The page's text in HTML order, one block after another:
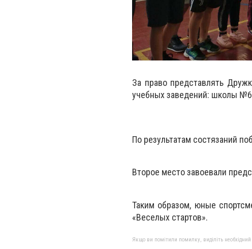
За право представлять
учебных заведений: школы
По результатам состязаний
Второе место завоевали
Таким образом, юные
«Веселых стартов».
Якщо ви помітили помилку, виділіть